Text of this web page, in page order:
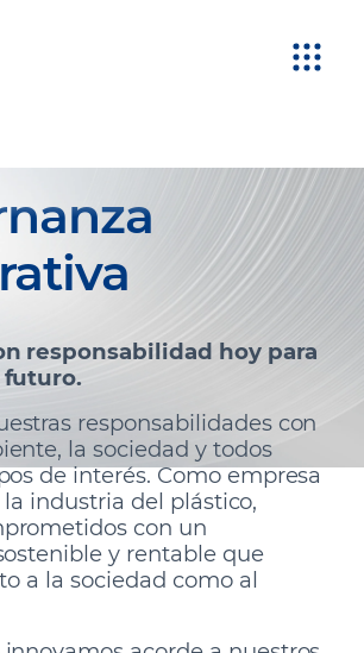
responsabilidad hoy para
futuro.
responsabilidades con
la sociedad y todos
de interés. Como empresa
la industria del plástico,
con un
y rentable que
a la sociedad como al